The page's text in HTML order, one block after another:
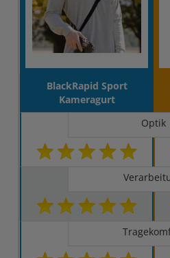
BlackRapid Sport
Kameragurt
Optik